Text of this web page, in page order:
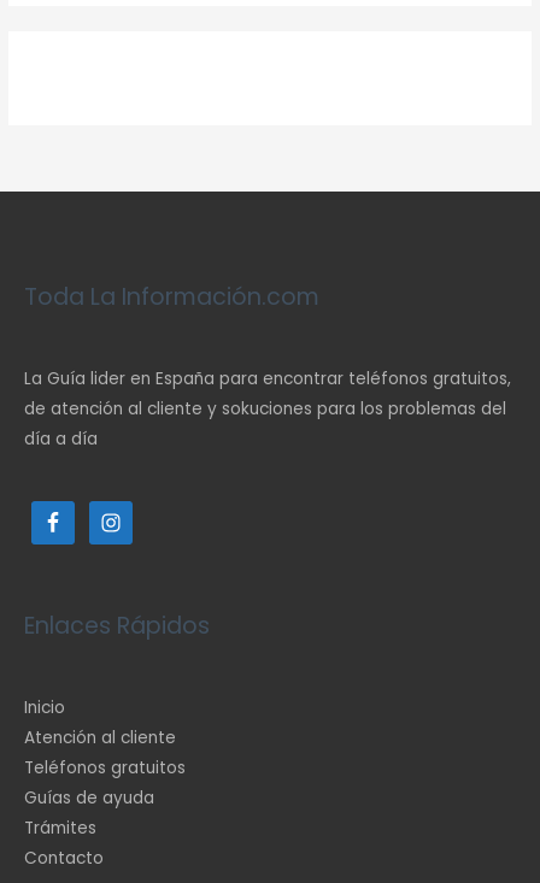
Toda La Información.com
La Guía lider en España para encontrar teléfonos gratuitos,
de atención al cliente y sokuciones para los problemas del
día a día
Enlaces Rápidos
Inicio
Atención al cliente
Teléfonos gratuitos
Guías de ayuda
Trámites
Contacto